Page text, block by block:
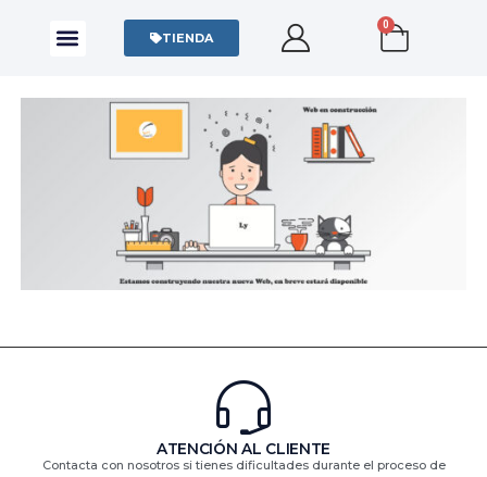
TIENDA
0
ATENCIÓN AL CLIENTE
Contacta con nosotros si tienes dificultades durante el proceso de